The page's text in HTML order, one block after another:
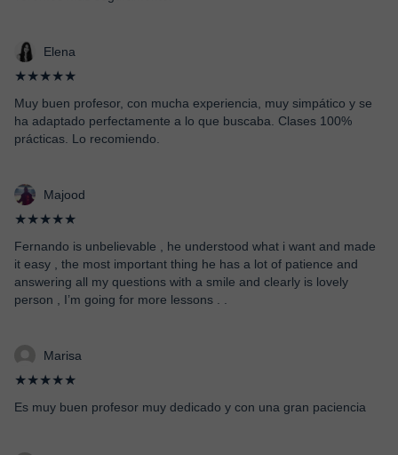
Elena
★★★★★
Muy buen profesor, con mucha experiencia, muy simpático y se
ha adaptado perfectamente a lo que buscaba. Clases 100%
prácticas. Lo recomiendo.
Majood
★★★★★
Fernando is unbelievable , he understood what i want and made
it easy , the most important thing he has a lot of patience and
answering all my questions with a smile and clearly is lovely
person , I’m going for more lessons . .
Marisa
★★★★★
Es muy buen profesor muy dedicado y con una gran paciencia